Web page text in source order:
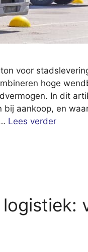
voor
hoge
In dit
aankoop, en
Lees verder